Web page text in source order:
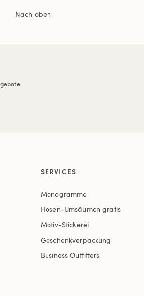
Nach oben
SERVICES
Monogramme
Hosen-Umsäumen gratis
Motiv-Stickerei
Geschenkverpackung
Business Outfitters